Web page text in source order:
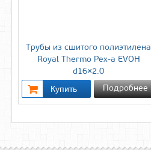
Трубы из сшитого полиэтилена
Royal Thermo Pex-a EVOH
d16×2.0
Подробнее